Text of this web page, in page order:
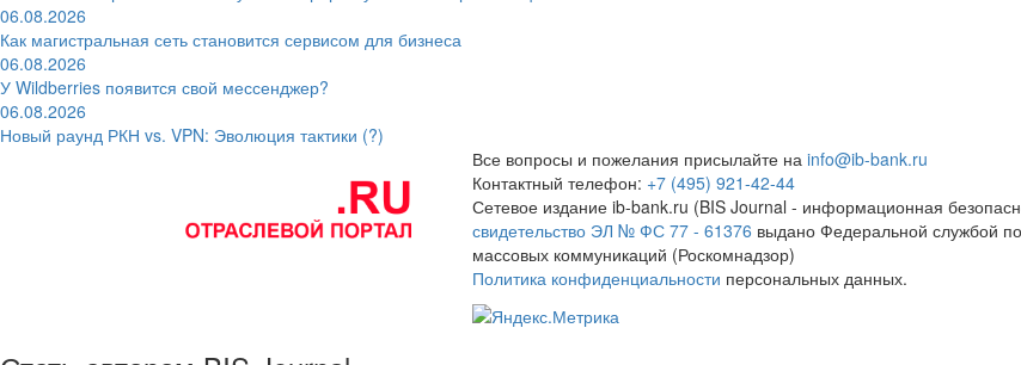
06.08.2026
Как магистральная сеть становится сервисом для бизнеса
06.08.2026
У Wildberries появится свой мессенджер?
06.08.2026
Новый раунд РКН vs. VPN: Эволюция тактики (?)
Все вопросы и пожелания присылайте на info@ib-bank.ru
Контактный телефон: +7 (495) 921-42-44
Сетевое издание ib-bank.ru (BIS Journal - информационная
свидетельство ЭЛ № ФС 77 - 61376 выдано Федеральной службой
массовых коммуникаций (Роскомнадзор)
Политика конфиденциальности персональных данных.